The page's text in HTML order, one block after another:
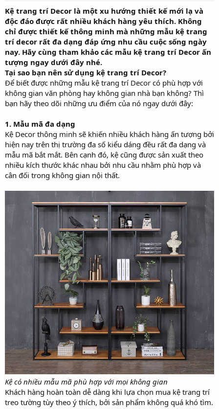
a
r
t
e
Kệ trang trí Decor là một xu hướng thiết kế mới lạ và
độc đáo được rất nhiều khách hàng yêu thích. Không
chỉ được thiết kế thông minh mà những mẫu kệ trang
trí decor rất đa dạng đáp ứng nhu cầu cuộc sống ngày
nay. Hãy cùng tham khảo các mẫu kệ trang trí Decor ấn
tượng ngay dưới đây nhé.
Tại sao bạn nên sử dụng kệ trang trí Decor?
Để biết được những mẫu kệ trang trí Decor có phù hợp với
không gian văn phòng hay không gian nhà bạn không? Thì
bạn hãy theo dõi những ưu điểm của nó ngay dưới đây:
1. Mẫu mã đa dạng
Kệ Decor thông minh sẽ khiến nhiều khách hàng ấn tượng bởi
hiện nay trên thị trường đa số kiểu dáng đều rất đa dạng và
mẫu mã bắt mắt. Bên cạnh đó, kệ cũng được sản xuất theo
nhiều kích thước khác nhau bởi nhu cầu nhằm phù hợp và
cân đối trong không gian nội thất.
Kệ có nhiều mẫu mã phù hợp với mọi không gian
Khách hàng hoàn toàn dễ dàng khi lựa chọn mua kệ trang trí
treo tường tùy theo ý thích, bởi sản phẩm không quá khó tìm.